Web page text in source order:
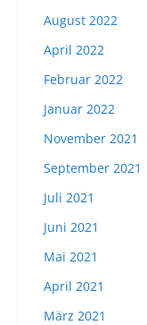
August 2022
April 2022
Februar 2022
Januar 2022
November 2021
September 2021
Juli 2021
Juni 2021
Mai 2021
April 2021
März 2021